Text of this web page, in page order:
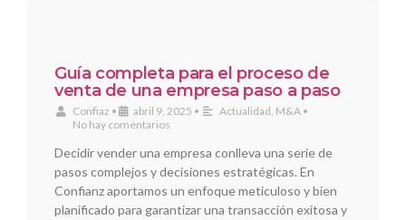
Guía completa para el proceso de
venta de una empresa paso a paso
Confiaz • abril 9, 2025 • Actualidad, M&A •
No hay comentarios
Decidir vender una empresa conlleva una serie de
pasos complejos y decisiones estratégicas. En
Confianz aportamos un enfoque meticuloso y bien
planificado para garantizar una transacción exitosa y